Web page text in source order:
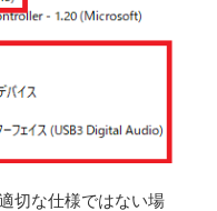
切な仕様ではない場